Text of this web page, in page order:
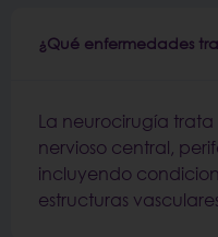
¿Qué enfermedades
La neurocirugía
nervioso central,
incluyendo
estructuras